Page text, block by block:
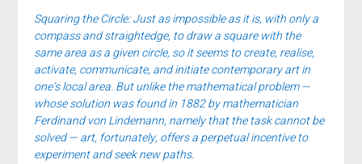
Squaring the Circle: Just as impossible as it is, with only a
compass and straightedge, to draw a square with the
same area as a given circle, so it seems to create, realise,
activate, communicate, and initiate contemporary art in
one’s local area. But unlike the mathematical problem —
whose solution was found in 1882 by mathematician
Ferdinand von Lindemann, namely that the task cannot be
solved — art, fortunately, offers a perpetual incentive to
experiment and seek new paths.